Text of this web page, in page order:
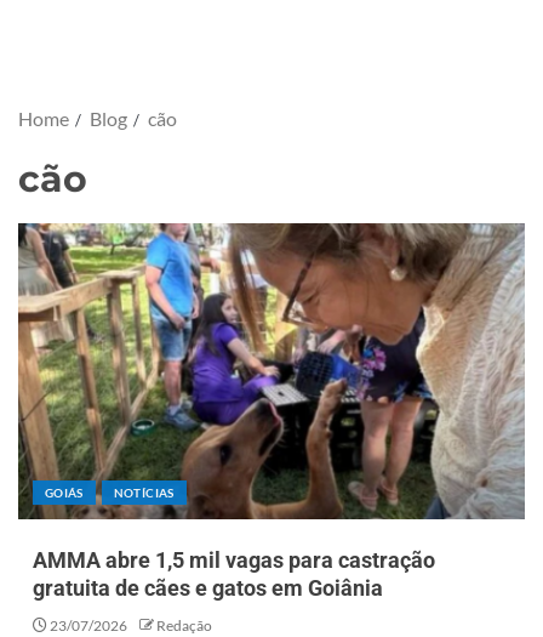
Home Blog cão
cão
GOIÁS NOTÍCIAS
AMMA abre 1,5 mil vagas para castração
gratuita de cães e gatos em Goiânia
23/07/2026 Redação